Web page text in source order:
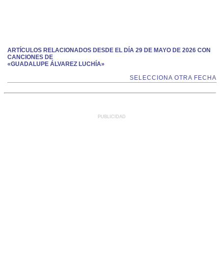
ARTÍCULOS RELACIONADOS DESDE EL DÍA 29 DE MAYO DE 2026 CON
CANCIONES DE
«GUADALUPE ÁLVAREZ LUCHÍA»
SELECCIONA OTRA FECHA
PUBLICIDAD